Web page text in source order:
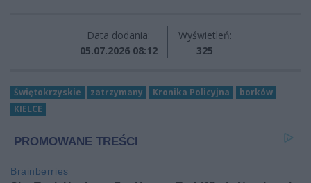
Data dodania:
05.07.2026 08:12
Wyświetleń:
325
Świętokrzyskie zatrzymany Kronika Policyjna
borków
KIELCE